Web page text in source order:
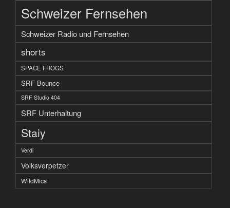
Schweizer Fernsehen
Schweizer Radio und Fernsehen
shorts
SPACE FROGS
SRF Bounce
SRF Studio 404
SRF Unterhaltung
Staiy
Verdi
Volksverpetzer
WildMics